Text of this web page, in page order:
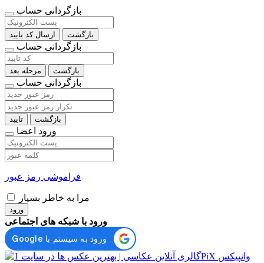
بازگردانی حساب
ارسال کد تایید بازگشت
بازگردانی حساب
مرحله بعد بازگشت
بازگردانی حساب
تایید بازگشت
ورود اعضا
فراموشی رمز عبور
مرا به خاطر بسپار
ورود
ورود با شبکه های اجتماعی